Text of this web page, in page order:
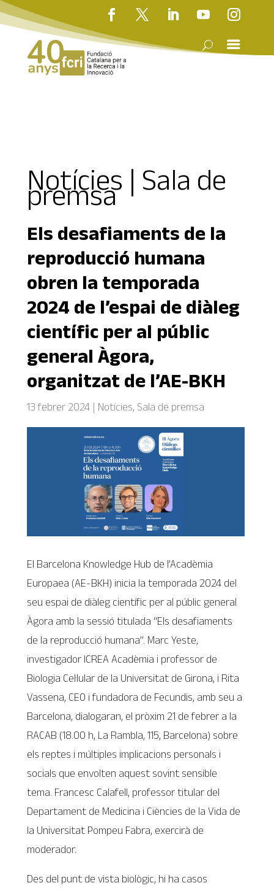
Notícies | Sala de
premsa
Els desafiaments de la
reproducció humana
obren la temporada
2024 de l’espai de diàleg
científic per al públic
general Àgora,
organitzat de l’AE-BKH
13 febrer 2024 Notícies, Sala de premsa
El Barcelona Knowledge Hub de l’Acadèmia
Europaea (AE-BKH) inicia la temporada 2024 del
seu espai de diàleg científic per al públic general
Àgora amb la sessió titulada “Els desafiaments
de la reproducció humana”. Marc Yeste,
investigador ICREA Acadèmia i professor de
Biologia Cel·lular de la Universitat de Girona, i Rita
Vassena, CEO i fundadora de Fecundis, amb seu a
Barcelona, dialogaran, el pròxim 21 de febrer a la
RACAB (18.00 h, La Rambla, 115, Barcelona) sobre
els reptes i múltiples implicacions personals i
socials que envolten aquest sovint sensible
tema. Francesc Calafell, professor titular del
Departament de Medicina i Ciències de la Vida de
la Universitat Pompeu Fabra, exercirà de
moderador.
Des del punt de vista biològic, hi ha casos